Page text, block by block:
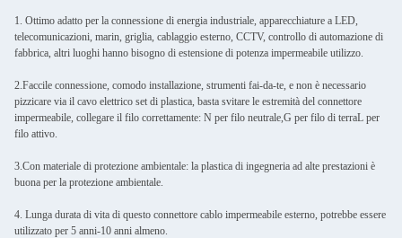
1. Ottimo adatto per la connessione di energia industriale, apparecchiature a LED,
telecomunicazioni, marin, griglia, cablaggio esterno, CCTV, controllo di automazione di
fabbrica, altri luoghi hanno bisogno di estensione di potenza impermeabile utilizzo.
2.Faccile connessione, comodo installazione, strumenti fai-da-te, e non è necessario
pizzicare via il cavo elettrico set di plastica, basta svitare le estremità del connettore
impermeabile, collegare il filo correttamente: N per filo neutrale,G per filo di terraL per
filo attivo.
3.Con materiale di protezione ambientale: la plastica di ingegneria ad alte prestazioni è
buona per la protezione ambientale.
4. Lunga durata di vita di questo connettore cablo impermeabile esterno, potrebbe essere
utilizzato per 5 anni-10 anni almeno.